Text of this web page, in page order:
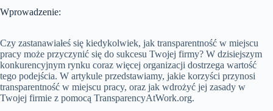
Wprowadzenie:
Czy zastanawiałeś się kiedykolwiek, jak transparentność w miejscu
pracy może przyczynić się do sukcesu Twojej firmy? W dzisiejszym
konkurencyjnym rynku coraz więcej organizacji dostrzega wartość
tego podejścia. W artykule przedstawiamy, jakie korzyści przynosi
transparentność w miejscu pracy, oraz jak wdrożyć jej zasady w
Twojej firmie z pomocą TransparencyAtWork.org.